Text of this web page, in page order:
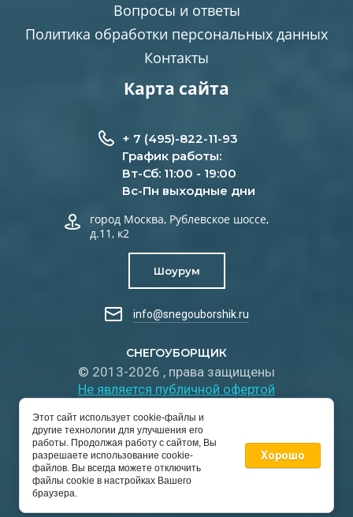
СНЕГОУБОРЩИК
© 2013-2026 , права защищены
Не является публичной офертой
ИП Бекар Кай Владимирович
ИНН: 312733758812
ОГРНИП: 323774600662013
Вопросы и ответы
Политика обработки персональных данных
Контакты
Карта сайта
+ 7 (495)-822-11-93
График работы:
Вт-Сб: 11:00 - 19:00
Вс-Пн выходные дни
город Москва, Рублевское шоссе,
д.11, к2
Шоурум
info@snegouborshik.ru
Этот сайт использует cookie-файлы и
другие технологии для улучшения его
работы. Продолжая работу с сайтом, Вы
разрешаете использование cookie-
файлов. Вы всегда можете отключить
файлы cookie в настройках Вашего
браузера.
Хорошо